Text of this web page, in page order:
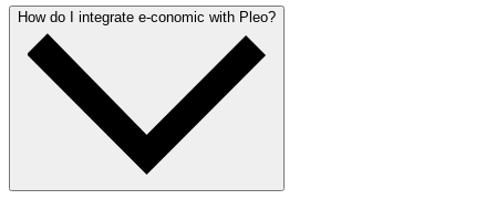
How do I integrate e-conomic with Pleo?